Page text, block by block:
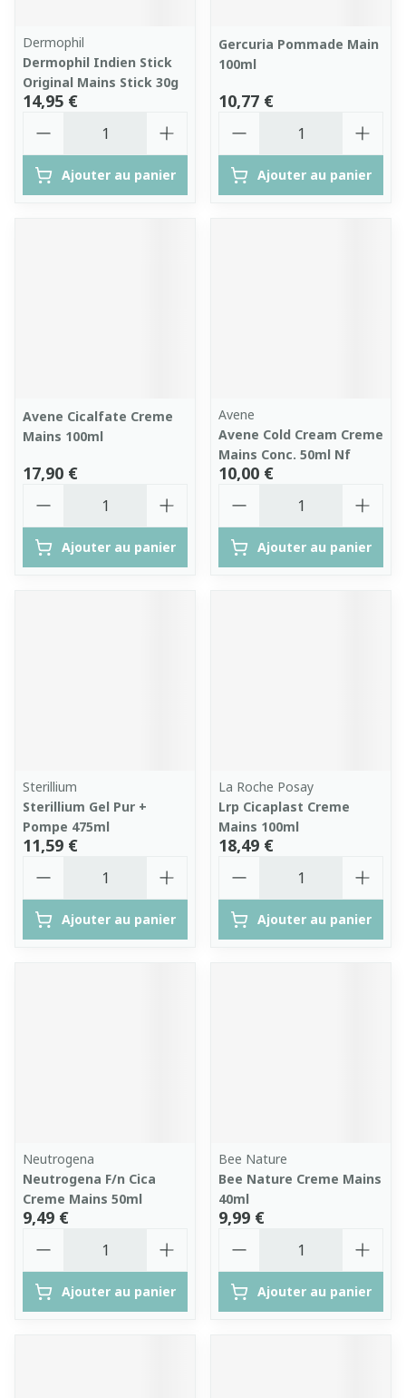
Dermophil
Dermophil Indien Stick
Original Mains Stick 30g
14,95 €
Ajouter au panier
Gercuria Pommade Main
100ml
10,77 €
Ajouter au panier
Avene Cicalfate Creme
Mains 100ml
17,90 €
Ajouter au panier
Avene
Avene Cold Cream Creme
Mains Conc. 50ml Nf
10,00 €
Ajouter au panier
Sterillium
Sterillium Gel Pur +
Pompe 475ml
11,59 €
Ajouter au panier
La Roche Posay
Lrp Cicaplast Creme
Mains 100ml
18,49 €
Ajouter au panier
Neutrogena
Neutrogena F/n Cica
Creme Mains 50ml
9,49 €
Ajouter au panier
Bee Nature
Bee Nature Creme Mains
40ml
9,99 €
Ajouter au panier